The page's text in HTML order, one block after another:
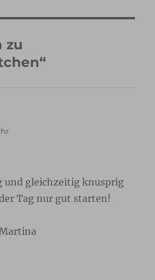
zu
und gleichzeitig knusprig
Tag nur gut starten!